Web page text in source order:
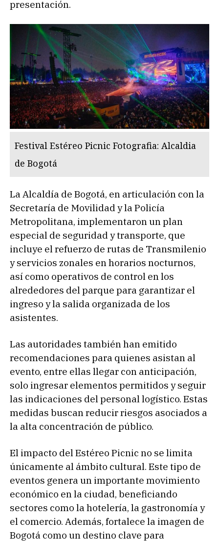
presentación.
Festival Estéreo Picnic Fotografia: Alcaldia
de Bogotá
La Alcaldía de Bogotá, en articulación con la
Secretaría de Movilidad y la Policía
Metropolitana, implementaron un plan
especial de seguridad y transporte, que
incluye el refuerzo de rutas de Transmilenio
y servicios zonales en horarios nocturnos,
así como operativos de control en los
alrededores del parque para garantizar el
ingreso y la salida organizada de los
asistentes.
Las autoridades también han emitido
recomendaciones para quienes asistan al
evento, entre ellas llegar con anticipación,
solo ingresar elementos permitidos y seguir
las indicaciones del personal logístico. Estas
medidas buscan reducir riesgos asociados a
la alta concentración de público.
El impacto del Estéreo Picnic no se limita
únicamente al ámbito cultural. Este tipo de
eventos genera un importante movimiento
económico en la ciudad, beneficiando
sectores como la hotelería, la gastronomía y
el comercio. Además, fortalece la imagen de
Bogotá como un destino clave para